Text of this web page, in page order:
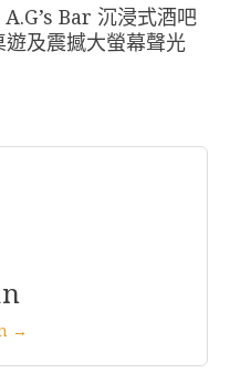
Bar 沉浸式酒吧
及震撼大螢幕聲光
→